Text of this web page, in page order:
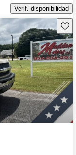
Verif. disponibilidad